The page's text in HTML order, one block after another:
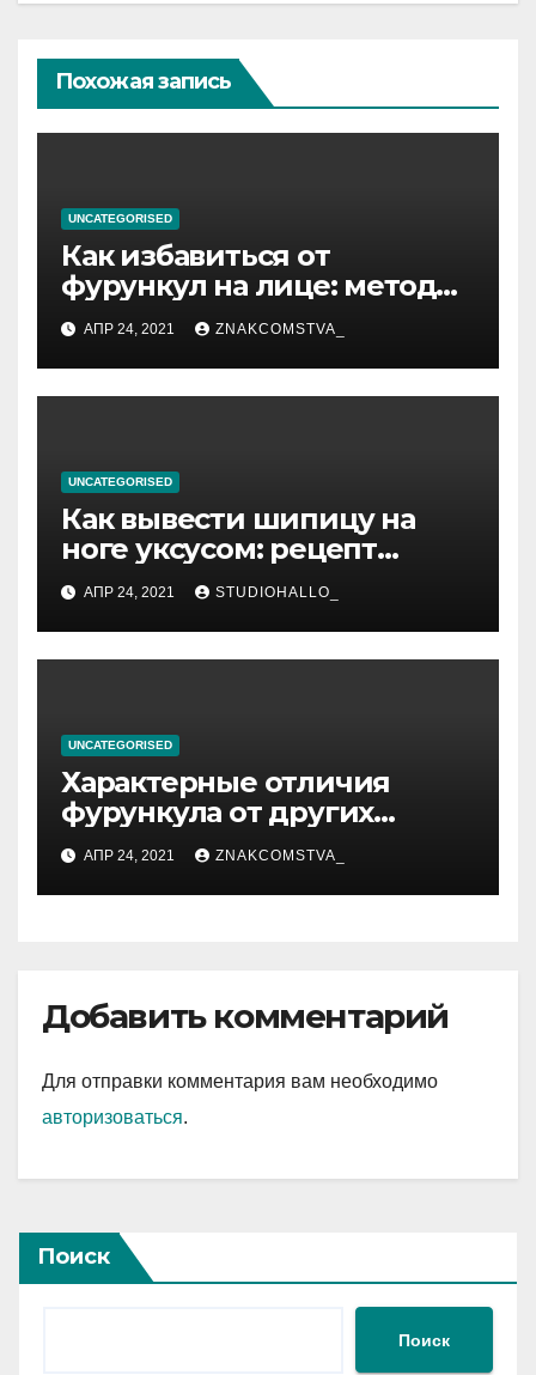
Похожая запись
UNCATEGORISED
Как избавиться от
фурункул на лице: методы
лечения
АПР 24, 2021 ZNAKCOMSTVA_
UNCATEGORISED
Как вывести шипицу на
ноге уксусом: рецепт
приготовления
компрессов и теста
АПР 24, 2021 STUDIOHALLO_
UNCATEGORISED
Характерные отличия
фурункула от других
заболеваний
АПР 24, 2021 ZNAKCOMSTVA_
Добавить комментарий
Для отправки комментария вам необходимо
авторизоваться.
Поиск
Поиск